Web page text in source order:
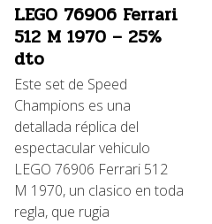
LEGO 76906 Ferrari
512 M 1970 – 25%
dto
Este set de Speed
Champions es una
detallada réplica del
espectacular vehiculo
LEGO 76906 Ferrari 512
M 1970, un clasico en toda
regla, que rugia